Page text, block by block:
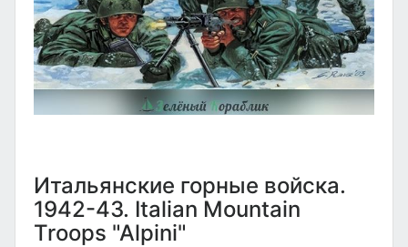
Итальянские горные войска.
1942-43. Italian Mountain
Troops "Alpini"